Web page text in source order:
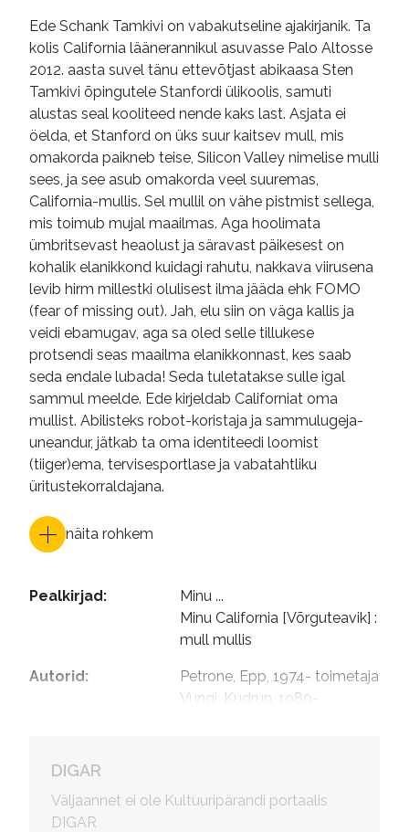
reisikirjad
mälestused
e-raamatud
Ede Schank Tamkivi on vabakutseline ajakirjanik. Ta
kolis California läänerannikul asuvasse Palo Altosse
2012. aasta suvel tänu ettevõtjast abikaasa Sten
Tamkivi õpingutele Stanfordi ülikoolis, samuti
alustas seal kooliteed nende kaks last. Asjata ei
öelda, et Stanford on üks suur kaitsev mull, mis
omakorda paikneb teise, Silicon Valley nimelise mulli
sees, ja see asub omakorda veel suuremas,
California-mullis. Sel mullil on vähe pistmist sellega,
mis toimub mujal maailmas. Aga hoolimata
ümbritsevast heaolust ja säravast päikesest on
kohalik elanikkond kuidagi rahutu, nakkava viirusena
levib hirm millestki olulisest ilma jääda ehk FOMO
(fear of missing out). Jah, elu siin on väga kallis ja
veidi ebamugav, aga sa oled selle tillukese
protsendi seas maailma elanikkonnast, kes saab
seda endale lubada! Seda tuletatakse sulle igal
sammul meelde. Ede kirjeldab Californiat oma
mullist. Abilisteks robot-koristaja ja sammulugeja-
uneandur, jätkab ta oma identiteedi loomist
(tiiger)ema, tervisesportlase ja vabatahtliku
üritustekorraldajana.
näita rohkem
Pealkirjad:
Minu ...
Minu California [Võrguteavik] :
mull mullis
Autorid:
Petrone, Epp, 1974- toimetaja
Vungi, Kudrun, 1980-
DIGAR
Väljaannet ei ole Kultuuripärandi portaalis
DIGAR